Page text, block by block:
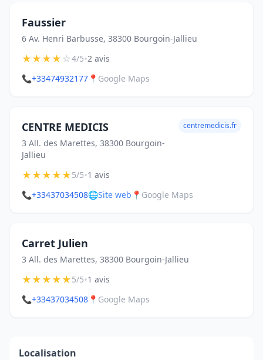
Faussier
6 Av. Henri Barbusse, 38300 Bourgoin-Jallieu
★★★★☆4/5•2 avis
📞+33474932177 📍 Google Maps
CENTRE MEDICIS
3 All. des Marettes, 38300 Bourgoin-
Jallieu
centremedicis.fr
★★★★★5/5•1 avis
📞+33437034508🌐Site web 📍 Google Maps
Carret Julien
3 All. des Marettes, 38300 Bourgoin-Jallieu
★★★★★5/5•1 avis
📞+33437034508 📍 Google Maps
Localisation